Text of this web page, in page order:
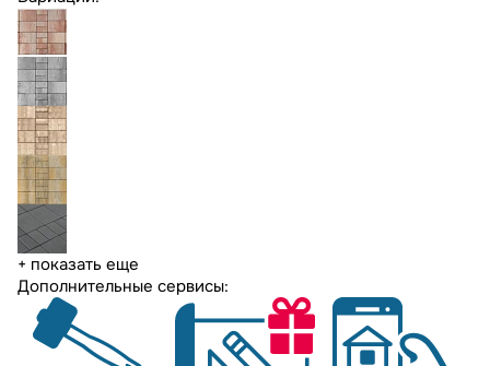
+ показать еще
Дополнительные сервисы: